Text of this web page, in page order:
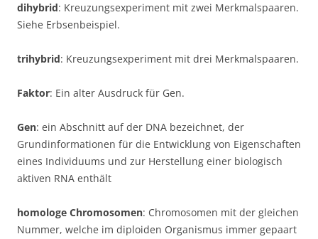
dihybrid: Kreuzungsexperiment mit zwei Merkmalspaaren.
Siehe Erbsenbeispiel.
trihybrid: Kreuzungsexperiment mit drei Merkmalspaaren.
Faktor: Ein alter Ausdruck für Gen.
Gen: ein Abschnitt auf der DNA bezeichnet, der
Grundinformationen für die Entwicklung von Eigenschaften
eines Individuums und zur Herstellung einer biologisch
aktiven RNA enthält
homologe Chromosomen: Chromosomen mit der gleichen
Nummer, welche im diploiden Organismus immer gepaart